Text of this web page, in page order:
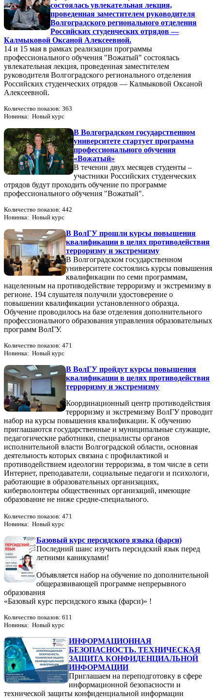
состоялась увлекательная лекция,
проведенная заместителем руководителя
Волгоградского регионального отделения
Российских студенческих отрядов —
Калмыковой Оксаной Алексеевной.
14 и 15 мая в рамках реализации программы
профессионального обучения "Вожатый" состоялась
увлекательная лекция, проведенная заместителем
руководителя Волгоградского регионального отделения
Российских студенческих отрядов — Калмыковой Оксаной
Алексеевной.
Количество показов: 363
Новинка: Новый курс
В Волгоградском государственном
университете стартует программа
профессионального обучения
«Вожатый»
В течении двух месяцев студенты –
участники Российских студенческих
отрядов будут проходить обучение по программе
профессионального обучения "Вожатый".
Количество показов: 442
Новинка: Новый курс
В ВолГУ прошли курсы повышения
квалификации в целях противодействия
терроризму и экстремизму
В Волгоградском государственном
университете состоялись курсы повышения
квалификации по семи программам,
нацеленным на противодействие терроризму и экстремизму в
регионе. 194 слушателя получили удостоверение о
повышении квалификации установленного образца.
Обучение проводилось на базе отделения дополнительного
профессионального образования управления образовательных
программ ВолГУ.
Количество показов: 471
Новинка: Новый курс
В ВолГУ пройдут курсы повышения
квалификации в целях противодействия
терроризму и экстремизму
Координационный центр противодействия
терроризму и экстремизму ВолГУ проводит
набор на курсы повышения квалификации. К обучению
приглашаются государственные и муниципальные служащие,
педагогические работники, специалисты органов
исполнительной власти Волгоградской области, основная
деятельность которых связана с профилактикой и
противодействием идеологии терроризма, в том числе в сети
Интернет, преподаватели, социальные педагоги и психологи,
работающие в образовательных организациях,
киберволонтеры общественных организаций, имеющие
образование не ниже средне-специального.
Количество показов: 471
Новинка: Новый курс
Базовый курс персидского языка (фарси)
Последний шанс изучить персидский язык перед
летними каникулами!
Объявляется набор на обучение по дополнительной
общеразвивающей программе непрерывного
образования
«Базовый курс персидского языка (фарси)» !
Количество показов: 611
Новинка: Новый курс
ИНФОРМАЦИОННАЯ
БЕЗОПАСНОСТЬ. ТЕХНИЧЕСКАЯ
ЗАЩИТА КОНФИДЕНЦИАЛЬНОЙ
ИНФОРМАЦИИ
Приглашаем на переподготовку в сфере
информационной безопасности и
технической защиты конфиденциальной информации